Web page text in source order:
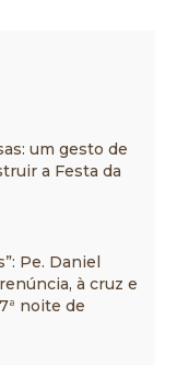
um gesto de
a Festa da
Pe. Daniel
à cruz e
noite de